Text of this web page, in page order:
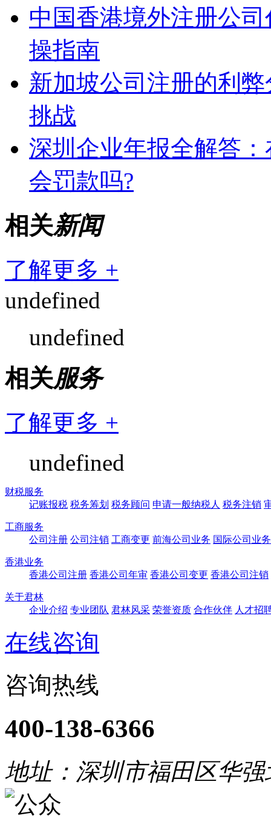
中国香港境外注册公
操指南
新加坡公司注册的利
挑战
深圳企业年报全解答
会罚款吗?
相关新闻
了解更多 +
undefined
undefined
相关服务
了解更多 +
undefined
财税服务
记账报税 税务筹划 税务顾问 申请一般纳税人 税务注销
工商服务
公司注册 公司注销 工商变更 前海公司业务 国际公司业务
香港业务
香港公司注册 香港公司年审 香港公司变更 香港公司注销
关于君林
企业介绍 专业团队 君林风采 荣誉资质 合作伙伴 人才招
在线咨询
咨询热线
400-138-6366
地址：深圳市福田区华